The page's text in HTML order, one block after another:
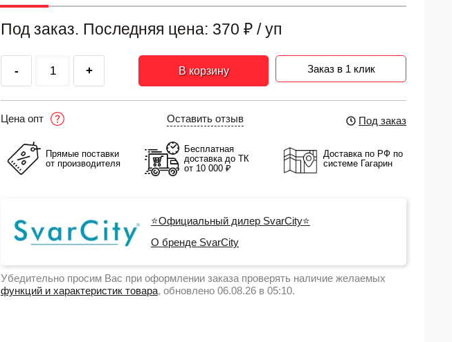
Под заказ. Последняя цена: 370 ₽ / уп
- + В корзину Заказ в 1 клик
Цена опт Оставить отзыв Под заказ
Прямые поставки
от производителя
Бесплатная
доставка до ТК
от 10 000 ₽
Доставка по РФ по
системе Гагарин
⭐Официальный дилер SvarCity⭐
О бренде SvarCity
Убедительно просим Вас при оформлении заказа проверять наличие желаемых
функций и характеристик товара, обновлено 06.08.26 в 05:10.